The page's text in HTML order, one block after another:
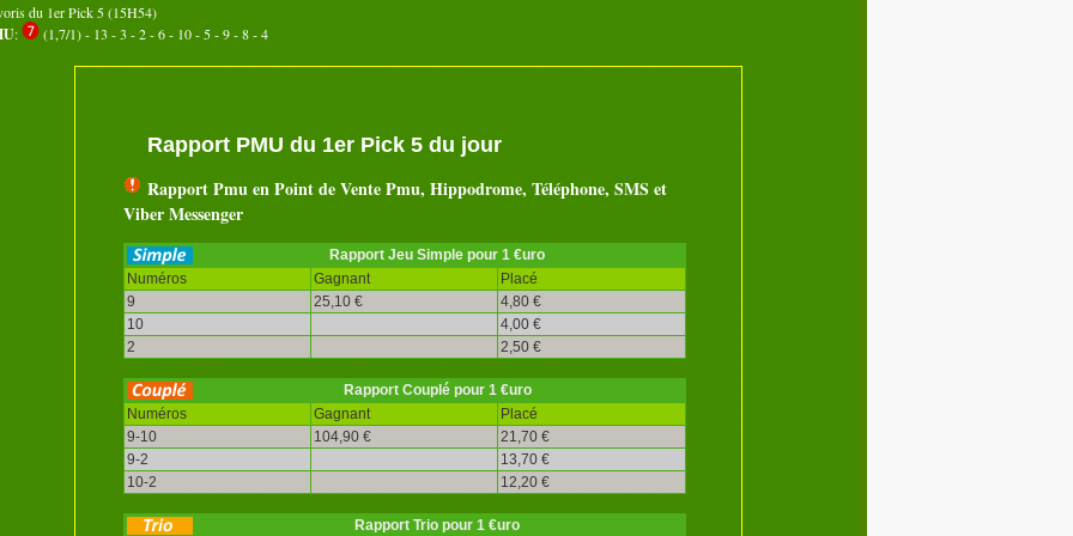
du 1er Pick 5 (15H54)
: (1,7/1) - 13 - 3 - 2 - 6 - 10 - 5 - 9 - 8 - 4
Rapport PMU du 1er Pick 5 du jour
Rapport Pmu en Point de Vente Pmu, Hippodrome, Téléphone, SMS et
Viber Messenger
Rapport Jeu Simple pour 1 €uro
Numéros
Gagnant
Placé
9
25,10 €
4,80 €
10
4,00 €
2
2,50 €
Rapport Couplé pour 1 €uro
Numéros
Gagnant
Placé
9-10
104,90 €
21,70 €
9-2
13,70 €
10-2
12,20 €
Rapport Trio pour 1 €uro